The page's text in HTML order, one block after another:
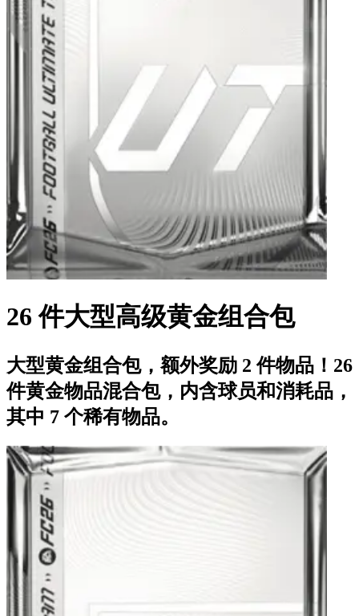
26 件大型高级黄金组合包
大型黄金组合包，额外奖励 2 件物品！26
件黄金物品混合包，内含球员和消耗品，
其中 7 个稀有物品。